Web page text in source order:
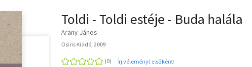
Toldi - Toldi estéje - Buda halála
Arany János
Osiris Kiadó, 2009
Írj véleményt elsőként!